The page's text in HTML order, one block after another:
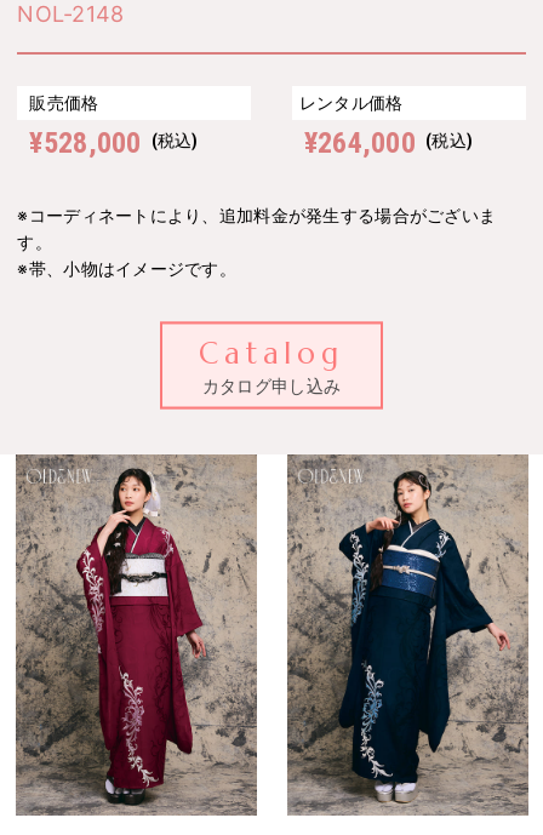
NOL-2148
販売価格
¥528,000 (税込)
レンタル価格
¥264,000 (税込)
※コーディネートにより、追加料金が発生する場合がございま
す。
※帯、小物はイメージです。
Catalog
カタログ申し込み